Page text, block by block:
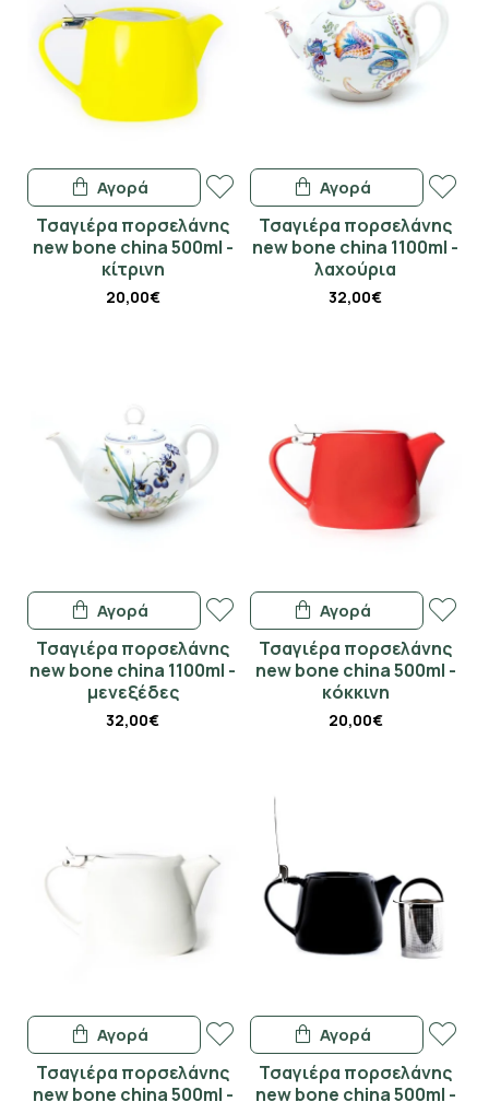
Τσαγιέρα πορσελάνης
new bone china 500ml -
κίτρινη
20,00€
Αγορά
Τσαγιέρα πορσελάνης
new bone china 1100ml -
λαχούρια
32,00€
Αγορά
Τσαγιέρα πορσελάνης
new bone china 1100ml -
μενεξέδες
32,00€
Αγορά
Τσαγιέρα πορσελάνης
new bone china 500ml -
κόκκινη
20,00€
Αγορά
Τσαγιέρα πορσελάνης
new bone china 500ml -
Αγορά
Τσαγιέρα πορσελάνης
new bone china 500ml -
Αγορά